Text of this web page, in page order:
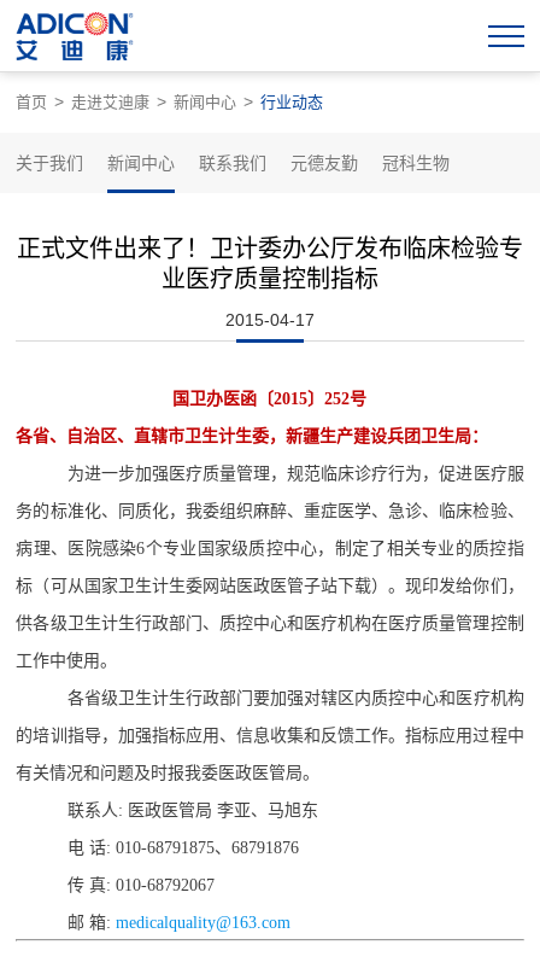
首页 > 走进艾迪康 > 新闻中心 > 行业动态
关于我们 新闻中心 联系我们 元德友勤 冠科生物
正式文件出来了！卫计委办公厅发布临床检验专
业医疗质量控制指标
2015-04-17
国卫办医函〔2015〕252号
各省、自治区、直辖市卫生计生委，新疆生产建设兵团卫生局：
为进一步加强医疗质量管理，规范临床诊疗行为，促进医疗服
务的标准化、同质化，我委组织麻醉、重症医学、急诊、临床检验、
病理、医院感染6个专业国家级质控中心，制定了相关专业的质控指
标（可从国家卫生计生委网站医政医管子站下载）。现印发给你们，
供各级卫生计生行政部门、质控中心和医疗机构在医疗质量管理控制
工作中使用。
各省级卫生计生行政部门要加强对辖区内质控中心和医疗机构
的培训指导，加强指标应用、信息收集和反馈工作。指标应用过程中
有关情况和问题及时报我委医政医管局。
联系人: 医政医管局 李亚、马旭东
电 话: 010-68791875、68791876
传 真: 010-68792067
邮 箱:medicalquality@163.com